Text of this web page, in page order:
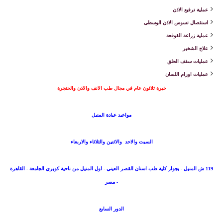
عملية ترقيع الاذن
استئصال تسوس الاذن الوسطى
عملية زراعة القوقعة
علاج الشخير
عمليات سقف الحلق
عمليات اورام اللسان
خبرة ثلاثون عام في مجال طب الانف والاذن والحنجرة
مواعيد عيادة المنيل
السبت والاحد والاثنين والثلاثاء والاربعاء
119 ش المنيل - بجوار كلية طب اسنان القصر العيني - اول المنيل من ناحية كوبري الجامعة - القاهرة
- مصر
الدور السابع